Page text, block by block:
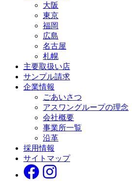
大阪
東京
福岡
広島
名古屋
札幌
主要取扱い店
サンプル請求
企業情報
ごあいさつ
アスワングループの理念
会社概要
事業所一覧
沿革
採用情報
サイトマップ